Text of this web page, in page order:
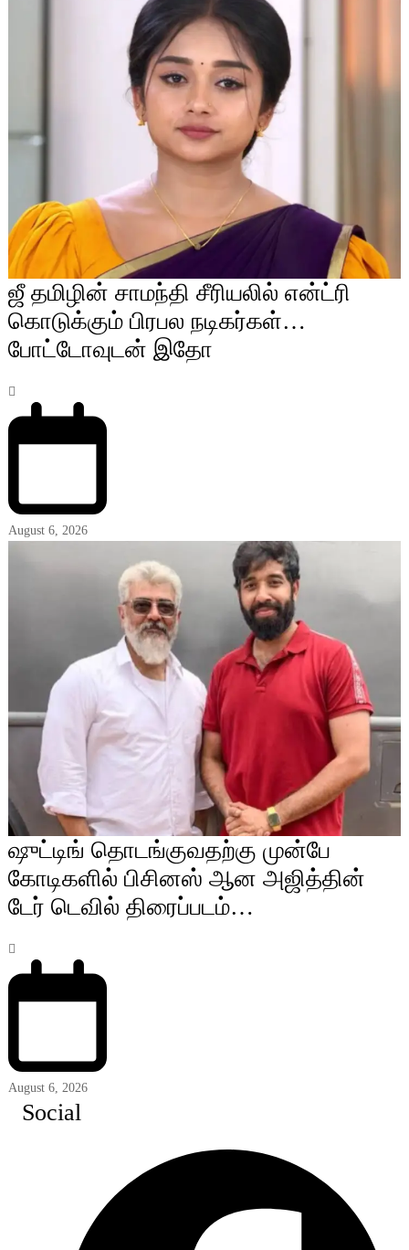
ஜீ தமிழின் சாமந்தி சீரியலில் என்ட்ரி
கொடுக்கும் பிரபல நடிகர்கள்…
போட்டோவுடன் இதோ
August 6, 2026
ஷுட்டிங் தொடங்குவதற்கு முன்பே
கோடிகளில் பிசினஸ் ஆன அஜித்தின்
டேர் டெவில் திரைப்படம்…
August 6, 2026
Social